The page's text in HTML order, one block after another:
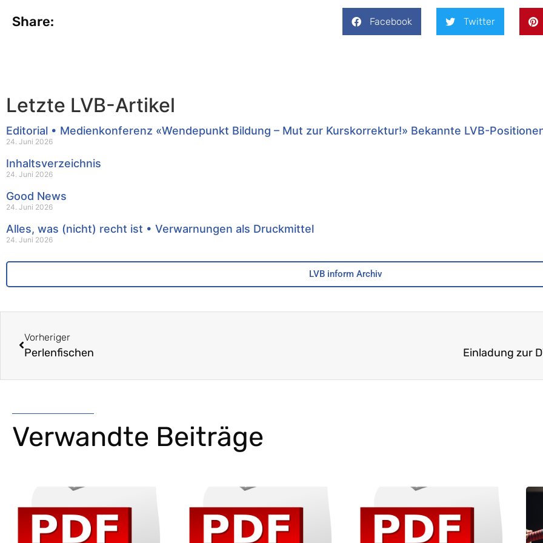
Share: Facebook Twitter
Letzte LVB-Artikel
Editorial • Medienkonferenz «Wendepunkt Bildung – Mut zur Kurskorrektur!» Bekannte LVB-
24. Juni 2026
Inhaltsverzeichnis
24. Juni 2026
Good News
24. Juni 2026
Alles, was (nicht) recht ist • Verwarnungen als Druckmittel
24. Juni 2026
LVB inform Archiv
Vorheriger
Perlenfischen Einladung zur
Verwandte Beiträge